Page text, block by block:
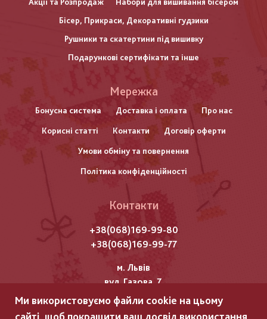
Бісер, Прикраси, Декоративні гудзики
Рушники та скатертини під вишивку
Подарункові сертифікати та інше
нижнього
колонтитулу
Мережка
Бонусна система Доставка і оплата Про нас
Корисні статті Контакти Договір оферти
Умови обміну та повернення
Політика конфіденційності
Контакти
+38(068)169-99-80
+38(068)169-99-77
м. Львів
вул. Газова, 7
Всі права захищені "Мережка"
Ми використовуємо файли cookie на цьому
сайті, щоб покращити ваш досвід використання